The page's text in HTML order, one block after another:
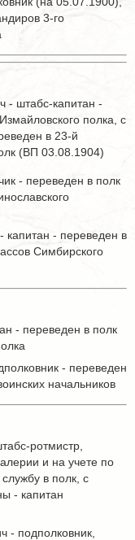
3-го
- штабс-капитан -
полка, с
в 23-й
(ВП 03.08.1904)
- переведен в полк
капитан - переведен в
Симбирского
- переведен в полк
- переведен
начальников
ротмистр,
и на учете по
в полк, с
- капитан
- подполковник,